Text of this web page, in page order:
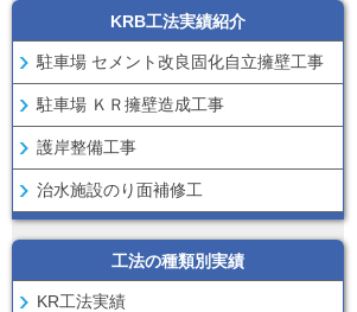
KRB工法実績紹介
駐車場 セメント改良固化自立擁壁工事
駐車場 ＫＲ擁壁造成工事
護岸整備工事
治水施設のり面補修工
工法の種類別実績
KR工法実績